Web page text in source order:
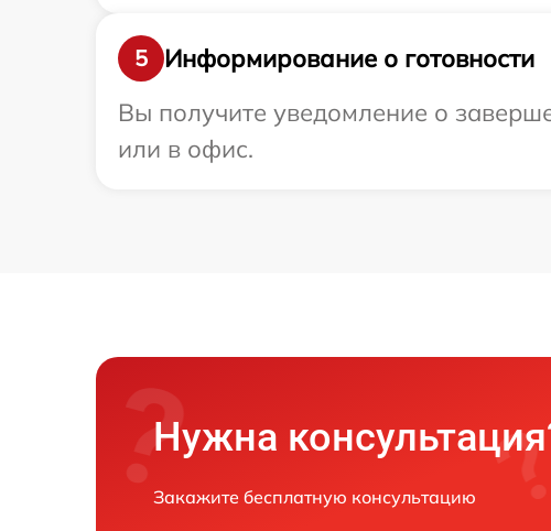
5
Информирование о готовности
Вы получите уведомление о
или в офис.
Нужна
Закажите бесплатную консультацию